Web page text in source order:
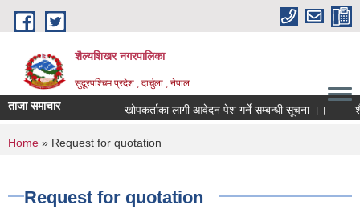
Skip to main content
शैल्यशिखर नगरपालिका
सुदूरपश्चिम प्रदेश , दार्चुला , नेपाल
ताजा समाचार खोपकर्ताका लागी आवेदन पेश गर्ने सम्बन्धी सूचना ।।
You are here
Home » Request for quotation
Request for quotation